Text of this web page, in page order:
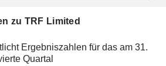
zu TRF Limited
Ergebniszahlen für das am 31.
Quartal